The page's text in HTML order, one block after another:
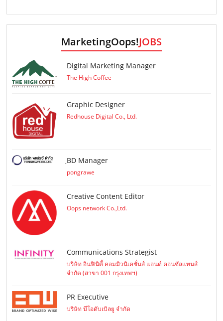
MarketingOops!JOBS
Digital Marketing Manager
The High Coffee
Graphic Designer
Redhouse Digital Co., Ltd.
ฺBD Manager
pongrawe
Creative Content Editor
Oops network Co.,Ltd.
Communications Strategist
บริษัท อินฟินิตี้ คอมมิวนิเคชั่นส์ แอนด์ คอนซัลแทนส์
จำกัด (สาขา 001 กรุงเทพฯ)
PR Executive
บริษัท บีโอดับเบิลยู จำกัด